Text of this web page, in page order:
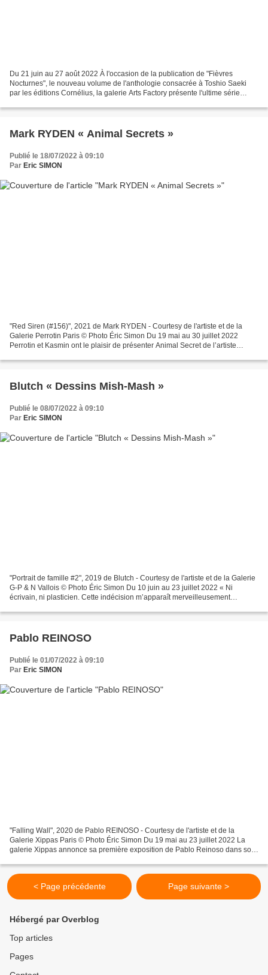
Du 21 juin au 27 août 2022 À l'occasion de la publication de "Fièvres
Nocturnes", le nouveau volume de l'anthologie consacrée à Toshio Saeki
par les éditions Cornélius, la galerie Arts Factory présente l'ultime série
Mark RYDEN « Animal Secrets »
Publié le 18/07/2022 à 09:10
Par Eric SIMON
"Red Siren (#156)", 2021 de Mark RYDEN - Courtesy de l'artiste et de la
Galerie Perrotin Paris © Photo Éric Simon Du 19 mai au 30 juillet 2022
Perrotin et Kasmin ont le plaisir de présenter Animal Secret de l’artiste
Blutch « Dessins Mish-Mash »
Publié le 08/07/2022 à 09:10
Par Eric SIMON
"Portrait de famille #2", 2019 de Blutch - Courtesy de l'artiste et de la Galerie
G-P & N Vallois © Photo Éric Simon Du 10 juin au 23 juillet 2022 « Ni
écrivain, ni plasticien. Cette indécision m’apparaît merveilleusement
Pablo REINOSO
Publié le 01/07/2022 à 09:10
Par Eric SIMON
"Falling Wall", 2020 de Pablo REINOSO - Courtesy de l'artiste et de la
Galerie Xippas Paris © Photo Éric Simon Du 19 mai au 23 juillet 2022 La
galerie Xippas annonce sa première exposition de Pablo Reinoso dans son
< Page précédente Page suivante >
Hébergé par Overblog
Top articles
Pages